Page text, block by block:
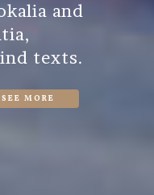
and
texts.
SEE MORE